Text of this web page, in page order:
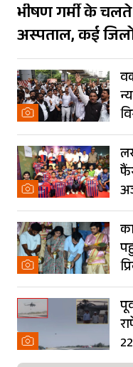
भीषण गर्मी के
अस्पताल, कई
दुनिया का तीसरा
के